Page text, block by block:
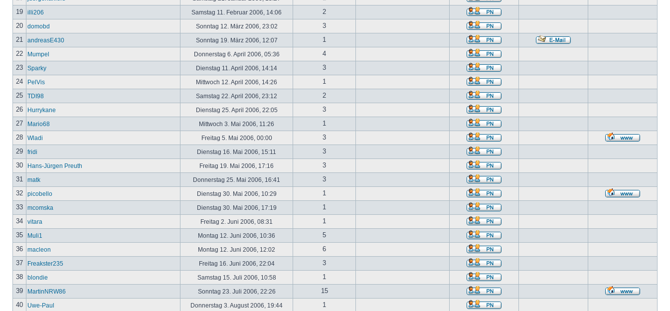
19
illi206 Samstag 11. Februar 2006, 14:06
2
20
domobd Sonntag 12. März 2006, 23:02
3
21
andreasE430 Sonntag 19. März 2006, 12:07
1
22
Mumpel Donnerstag 6. April 2006, 05:36
4
23
Sparky Dienstag 11. April 2006, 14:14
3
24
PelVis Mittwoch 12. April 2006, 14:26
1
25
TDI98 Samstag 22. April 2006, 23:12
2
26
Hurrykane Dienstag 25. April 2006, 22:05
3
27
Mario68 Mittwoch 3. Mai 2006, 11:26
1
28
Wladi Freitag 5. Mai 2006, 00:00
3
29
fridi Dienstag 16. Mai 2006, 15:11
3
30
Hans-Jürgen Preuth Freitag 19. Mai 2006, 17:16
3
31
matk Donnerstag 25. Mai 2006, 16:41
3
32
picobello Dienstag 30. Mai 2006, 10:29
1
33
mcomska Dienstag 30. Mai 2006, 17:19
1
34
vitara Freitag 2. Juni 2006, 08:31
1
35
Muli1 Montag 12. Juni 2006, 10:36
5
36
macleon Montag 12. Juni 2006, 12:02
6
37
Freakster235 Freitag 16. Juni 2006, 22:04
3
38
blondie Samstag 15. Juli 2006, 10:58
1
39
MartinNRW86 Sonntag 23. Juli 2006, 22:26
15
40
Uwe-Paul Donnerstag 3. August 2006, 19:44 1